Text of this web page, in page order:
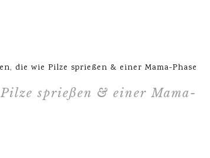
die wie Pilze sprießen & einer Mama-Phase
sprießen & einer Mama-